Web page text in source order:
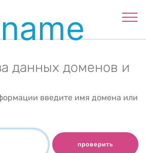
данных доменов и
введите имя домена или
проверить